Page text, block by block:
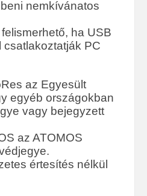
nemkívánatos
ha USB
PC
az Egyesült
egyéb országokban
vagy bejegyzett
az ATOMOS
értesítés nélkül